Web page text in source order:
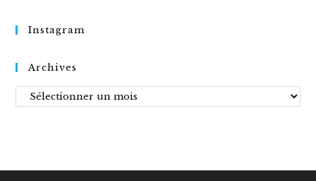
Instagram
Archives
Archives